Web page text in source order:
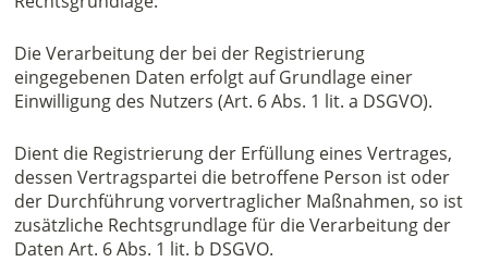
Die Verarbeitung der bei der Registrierung
eingegebenen Daten erfolgt auf Grundlage einer
Einwilligung des Nutzers (Art. 6 Abs. 1 lit. a DSGVO).
Dient die Registrierung der Erfüllung eines Vertrages,
dessen Vertragspartei die betroffene Person ist oder
der Durchführung vorvertraglicher Maßnahmen, so ist
zusätzliche Rechtsgrundlage für die Verarbeitung der
Daten Art. 6 Abs. 1 lit. b DSGVO.